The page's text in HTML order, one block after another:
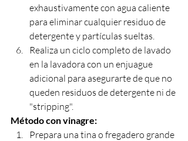
exhaustivamente con agua caliente
para eliminar cualquier residuo de
detergente y partículas sueltas.
Realiza un ciclo completo de lavado
en la lavadora con un enjuague
adicional para asegurarte de que no
queden residuos de detergente ni de
"stripping".
Método con vinagre:
Prepara una tina o fregadero grande